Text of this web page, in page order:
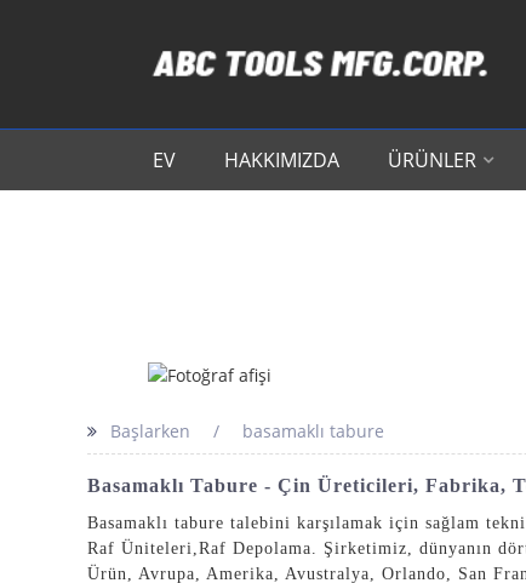
EV HAKKIMIZDA ÜRÜNLER
Başlarken basamaklı tabure
Basamaklı Tabure - Çin Üreticileri, Fabrika,
Basamaklı tabure talebini karşılamak için sağlam
Raf Üniteleri Raf Depolama . Şirketimiz, dünyanın
Ürün, Avrupa, Amerika, Avustralya, Orlando, San